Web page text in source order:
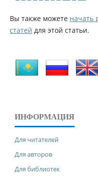
Вы также можете начать
статей для этой статьи.
ИНФОРМАЦИЯ
Для читателей
Для авторов
Для библиотек